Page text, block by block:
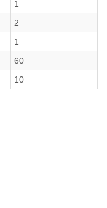
1
2
1
60
10